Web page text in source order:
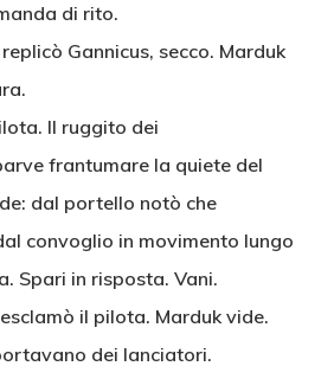
di rito.
Gannicus, secco. Marduk
Il ruggito dei
frantumare la quiete del
dal portello notò che
convoglio in movimento lungo
Spari in risposta. Vani.
il pilota. Marduk vide.
dei lanciatori.